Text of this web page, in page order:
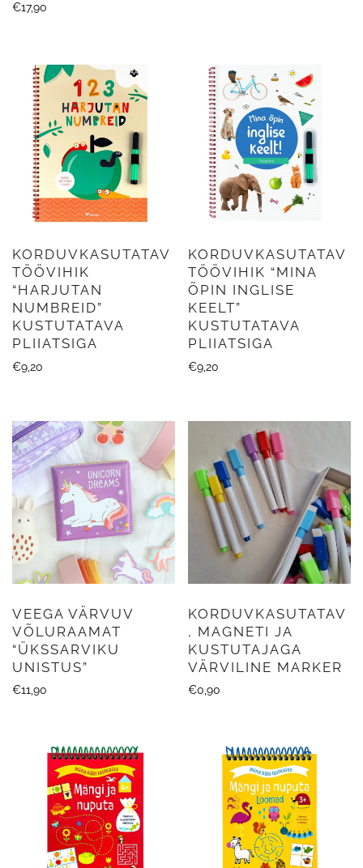
€17,90
KORDUVKASUTATAV
TÖÖVIHIK
“HARJUTAN
NUMBREID”
KUSTUTATAVA
PLIIATSIGA
€9,20
KORDUVKASUTATAV
TÖÖVIHIK “MINA
ÕPIN INGLISE
KEELT”
KUSTUTATAVA
PLIIATSIGA
€9,20
VEEGA VÄRVUV
VÕLURAAMAT
“ÜKSSARVIKU
UNISTUS”
€11,90
KORDUVKASUTATAV
, MAGNETI JA
KUSTUTAJAGA
VÄRVILINE MARKER
€0,90